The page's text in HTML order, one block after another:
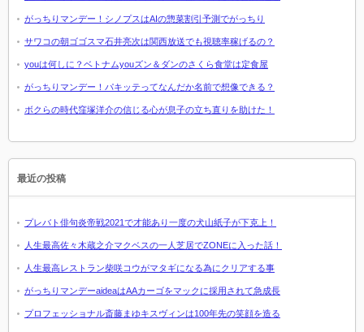
がっちりマンデー！シノプスはAIの惣菜割引予測でがっちり
サワコの朝ゴゴスマ石井亮次は関西放送でも視聴率稼げるの？
youは何しに？ベトナムyouズン＆ダンのさくら食堂は定食屋
がっちりマンデー！パキッテってなんだか名前で想像できる？
ボクらの時代窪塚洋介の信じる心が息子の立ち直りを助けた！
最近の投稿
プレバト俳句炎帝戦2021で才能あり一度の犬山紙子が下克上！
人生最高佐々木蔵之介マクベスの一人芝居でZONEに入った話！
人生最高レストラン柴咲コウがマタギになる為にクリアする事
がっちりマンデーaideaはAAカーゴをマックに採用されて急成長
プロフェッショナル斎藤まゆキスヴィンは100年先の笑顔を造る